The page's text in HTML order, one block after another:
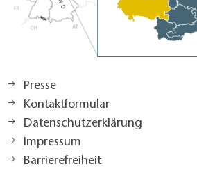
Presse
Kontaktformular
Datenschutzerklärung
Impressum
Barrierefreiheit